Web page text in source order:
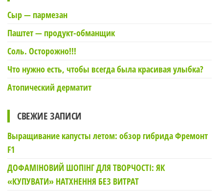
Сыр — пармезан
Паштет — продукт-обманщик
Соль. Осторожно!!!
Что нужно есть, чтобы всегда была красивая улыбка?
Атопический дерматит
СВЕЖИЕ ЗАПИСИ
Выращивание капусты летом: обзор гибрида Фремонт
F1
ДОФАМІНОВИЙ ШОПІНГ ДЛЯ ТВОРЧОСТІ: ЯК
«КУПУВАТИ» НАТХНЕННЯ БЕЗ ВИТРАТ